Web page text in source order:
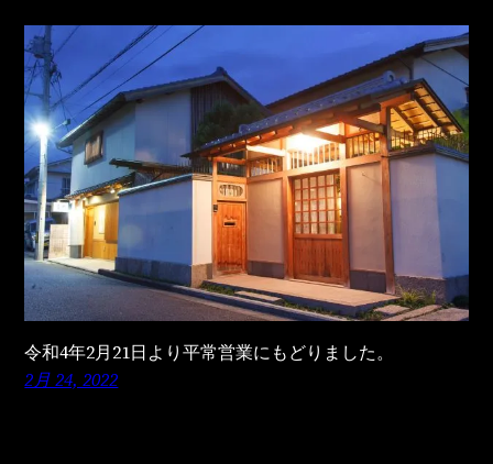
令和4年2月21日より平常営業にもどりました。
2月 24, 2022